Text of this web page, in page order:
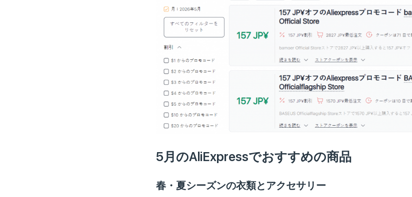
5月のAliExpressでおすすめの商品
春・夏シーズンの衣類とアクセサリー